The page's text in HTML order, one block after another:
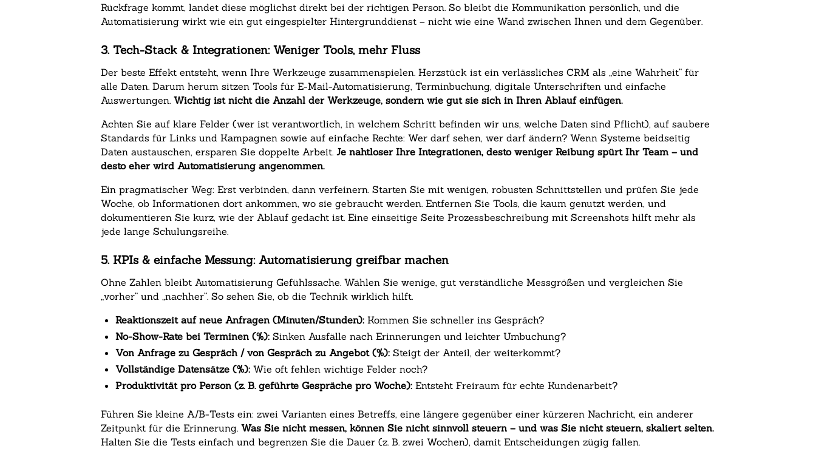
Rückfrage kommt, landet diese möglichst direkt bei der richtigen Person. So bleibt die Kommunikation persönlich, und die
Automatisierung wirkt wie ein gut eingespielter Hintergrunddienst – nicht wie eine Wand zwischen Ihnen und dem Gegenüber.
3. Tech-Stack & Integrationen: Weniger Tools, mehr Fluss
Der beste Effekt entsteht, wenn Ihre Werkzeuge zusammenspielen. Herzstück ist ein verlässliches CRM als „eine Wahrheit“ für
alle Daten. Darum herum sitzen Tools für E-Mail-Automatisierung, Terminbuchung, digitale Unterschriften und einfache
Auswertungen.Wichtig ist nicht die Anzahl der Werkzeuge, sondern wie gut sie sich in Ihren Ablauf einfügen.
Achten Sie auf klare Felder (wer ist verantwortlich, in welchem Schritt befinden wir uns, welche Daten sind Pflicht), auf saubere
Standards für Links und Kampagnen sowie auf einfache Rechte: Wer darf sehen, wer darf ändern? Wenn Systeme beidseitig
Daten austauschen, ersparen Sie doppelte Arbeit.Je nahtloser Ihre Integrationen, desto weniger Reibung spürt Ihr Team – und
desto eher wird Automatisierung angenommen.
Ein pragmatischer Weg: Erst verbinden, dann verfeinern. Starten Sie mit wenigen, robusten Schnittstellen und prüfen Sie jede
Woche, ob Informationen dort ankommen, wo sie gebraucht werden. Entfernen Sie Tools, die kaum genutzt werden, und
dokumentieren Sie kurz, wie der Ablauf gedacht ist. Eine einseitige Seite Prozessbeschreibung mit Screenshots hilft mehr als
jede lange Schulungsreihe.
5. KPIs & einfache Messung: Automatisierung greifbar machen
Ohne Zahlen bleibt Automatisierung Gefühlssache. Wählen Sie wenige, gut verständliche Messgrößen und vergleichen Sie
„vorher“ und „nachher“. So sehen Sie, ob die Technik wirklich hilft.
Reaktionszeit auf neue Anfragen (Minuten/Stunden): Kommen Sie schneller ins Gespräch?
No-Show-Rate bei Terminen (%): Sinken Ausfälle nach Erinnerungen und leichter Umbuchung?
Von Anfrage zu Gespräch / von Gespräch zu Angebot (%): Steigt der Anteil, der weiterkommt?
Vollständige Datensätze (%): Wie oft fehlen wichtige Felder noch?
Produktivität pro Person (z. B. geführte Gespräche pro Woche): Entsteht Freiraum für echte Kundenarbeit?
Führen Sie kleine A/B-Tests ein: zwei Varianten eines Betreffs, eine längere gegenüber einer kürzeren Nachricht, ein anderer
Zeitpunkt für die Erinnerung.Was Sie nicht messen, können Sie nicht sinnvoll steuern – und was Sie nicht steuern, skaliert selten.
Halten Sie die Tests einfach und begrenzen Sie die Dauer (z. B. zwei Wochen), damit Entscheidungen zügig fallen.